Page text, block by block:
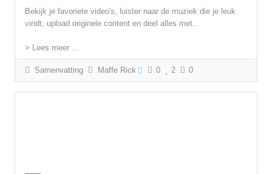
Bekijk je favoriete video's, luister naar de muziek die je leuk
vindt, upload originele content en deel alles met..
> Lees meer ...
Samenvatting Maffe Rick 0 2 0